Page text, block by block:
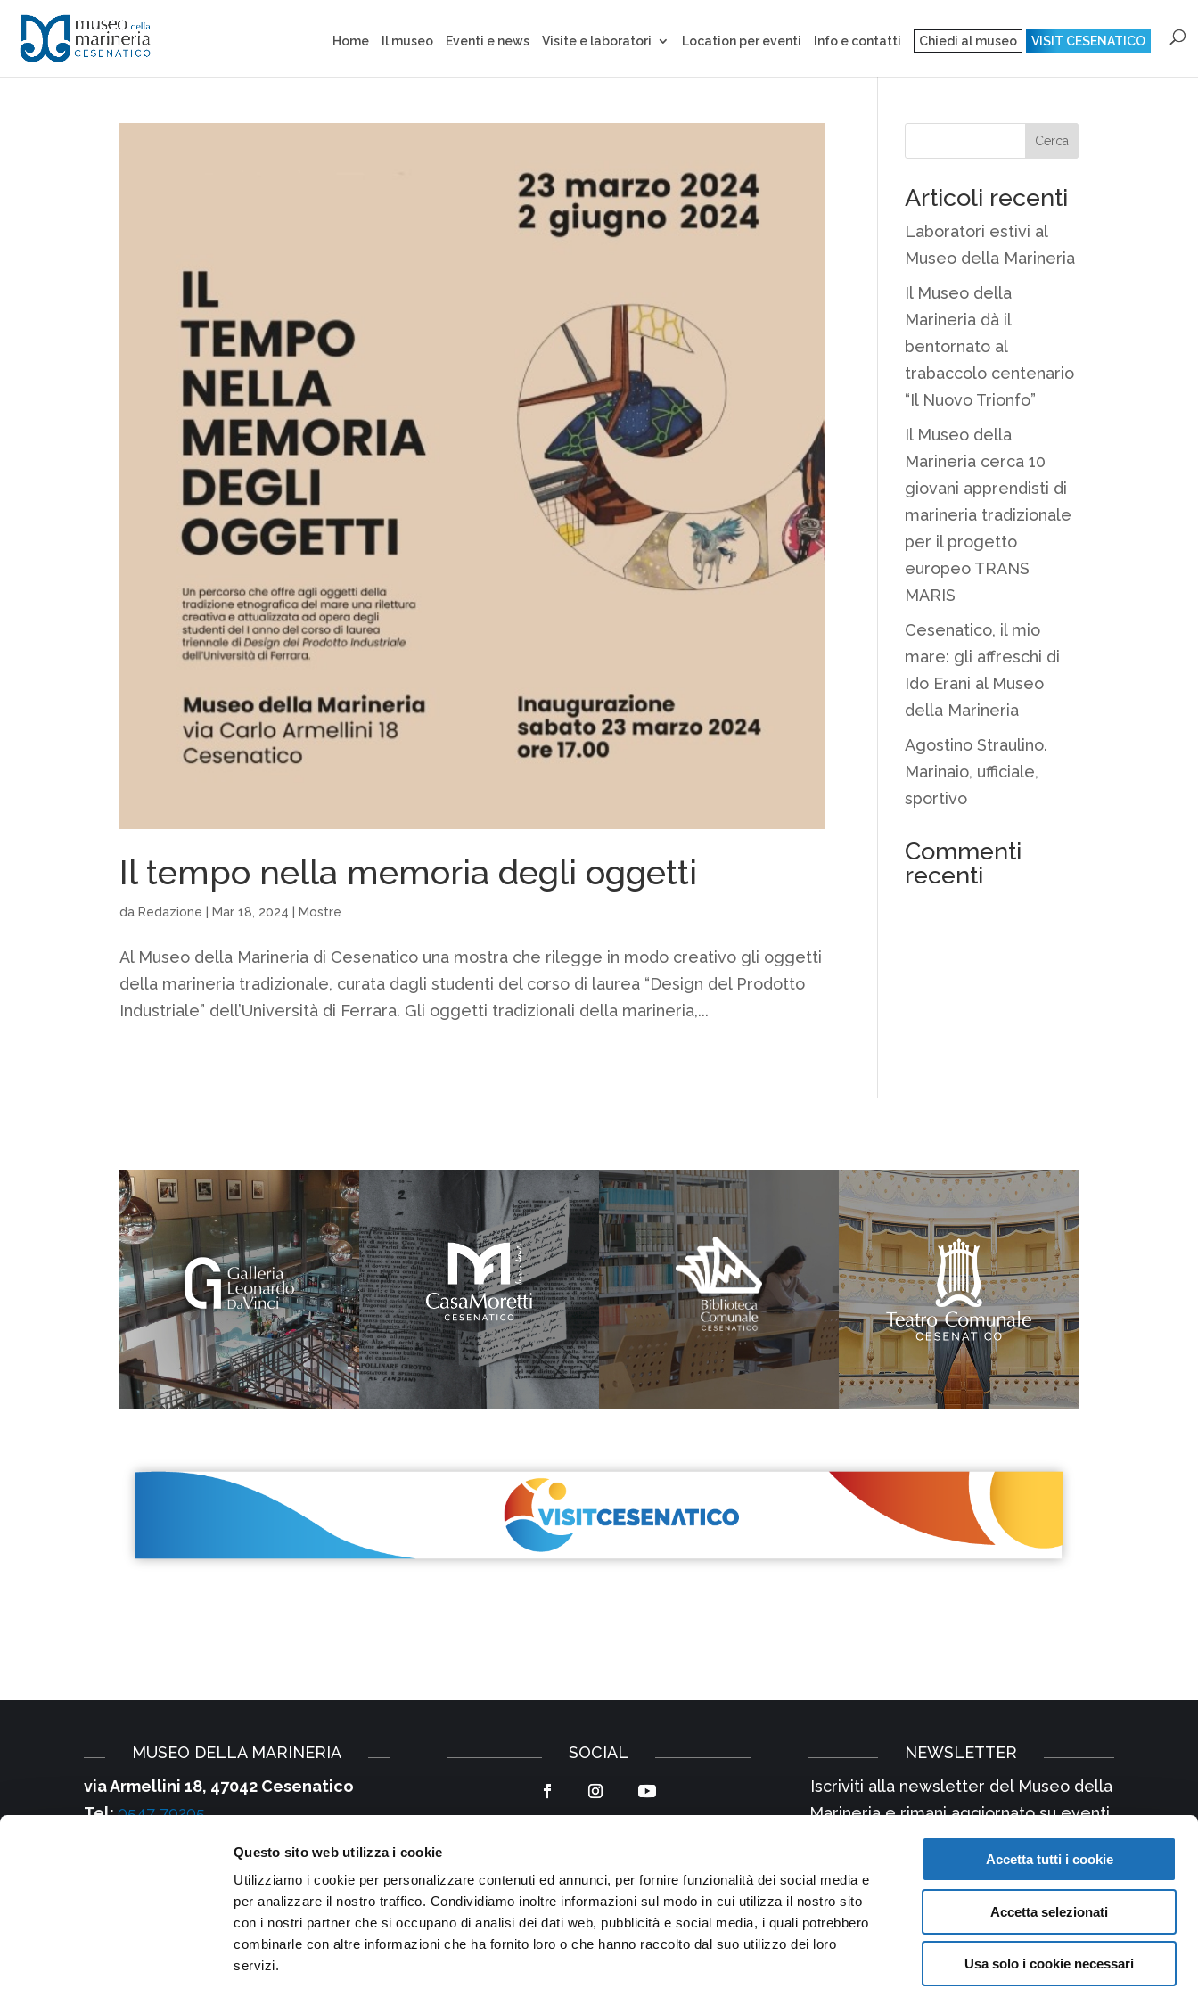
Questo sito web utilizza i cookie
Utilizziamo i cookie per personalizzare contenuti ed annunci, per fornire funzionalità dei social media e
per analizzare il nostro traffico. Condividiamo inoltre informazioni sul modo in cui utilizza il nostro sito
con i nostri partner che si occupano di analisi dei dati web, pubblicità e social media, i quali potrebbero
combinarle con altre informazioni che ha fornito loro o che hanno raccolto dal suo utilizzo dei loro
servizi.
Accetta tutti i cookie
Accetta selezionati
Usa solo i cookie necessari
Home Il museo Eventi e news Visite e laboratori Location per eventi Info e contatti Chiedi al museo VISIT CESENATICO
Il tempo nella memoria degli oggetti
da Redazione Mar 18, 2024 Mostre
Al Museo della Marineria di Cesenatico una mostra che rilegge in modo creativo gli oggetti
della marineria tradizionale, curata dagli studenti del corso di laurea “Design del Prodotto
Industriale” dell’Università di Ferrara. Gli oggetti tradizionali della marineria,...
Articoli recenti
Laboratori estivi al
Museo della Marineria
Il Museo della
Marineria dà il
bentornato al
trabaccolo centenario
“Il Nuovo Trionfo”
Il Museo della
Marineria cerca 10
giovani apprendisti di
marineria tradizionale
per il progetto
europeo TRANS
MARIS
Cesenatico, il mio
mare: gli affreschi di
Ido Erani al Museo
della Marineria
Agostino Straulino.
Marinaio, ufficiale,
sportivo
Commenti
recenti
MUSEO DELLA MARINERIA
via Armellini 18, 47042 Cesenatico
Tel:0547 79205
cesenatico@cert.provincia.fc.it
Partita IVA e Cod. Fiscale:
SOCIAL
NEWSLETTER
Iscriviti alla newsletter del Museo della
Marineria e rimani aggiornato su eventi,
iniziative e news.
Iscriviti